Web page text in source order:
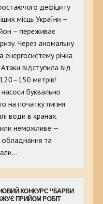
дефіциту
місць України –
– переживає
Через аномальну
річка
відступила від
120–150 метрів!
насоси буквально
на початку липня
води в кранах.
неможливе —
обладнання та
КОНКУРС “БАРВИ
ПРИЙОМ РОБІТ